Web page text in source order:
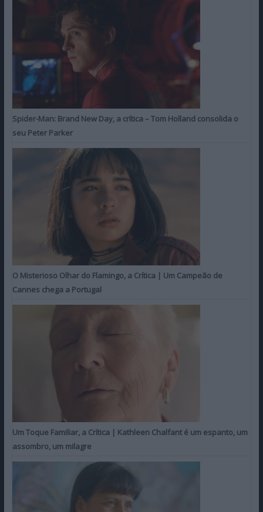
Spider-Man: Brand New Day, a crítica – Tom Holland consolida o
seu Peter Parker
O Misterioso Olhar do Flamingo, a Crítica | Um Campeão de
Cannes chega a Portugal
Um Toque Familiar, a Crítica | Kathleen Chalfant é um espanto, um
assombro, um milagre